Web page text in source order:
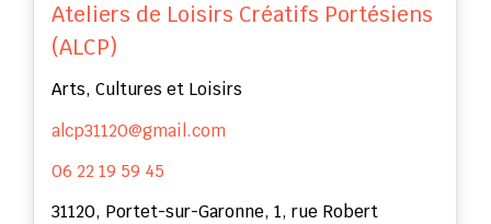
Ateliers de Loisirs Créatifs Portésiens
(ALCP)
Arts, Cultures et Loisirs
alcp31120@gmail.com
06 22 19 59 45
31120, Portet-sur-Garonne, 1, rue Robert